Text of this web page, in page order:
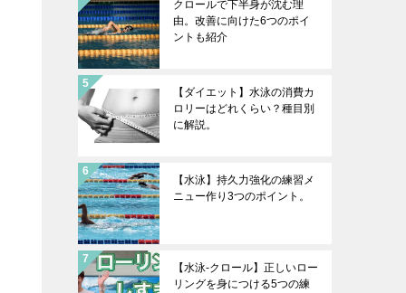
クロールで下半身が沈む理
由。改善に向けた6つのポイ
ントも紹介
【ダイエット】水泳の消費カ
ロリーはどれくらい？種目別
に解説。
【水泳】持久力強化の練習メ
ニュー作り3つのポイント。
【水泳-クロール】正しいロー
リングを身につける5つの練